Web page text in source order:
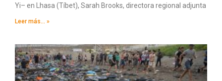
Yi– en Lhasa (Tíbet), Sarah Brooks, directora regional adjunta
Leer más... »